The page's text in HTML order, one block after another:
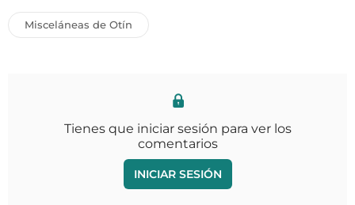
Misceláneas de Otín
Tienes que iniciar sesión para ver los
comentarios
INICIAR SESIÓN